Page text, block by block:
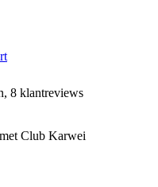
8 klantreviews
Club Karwei